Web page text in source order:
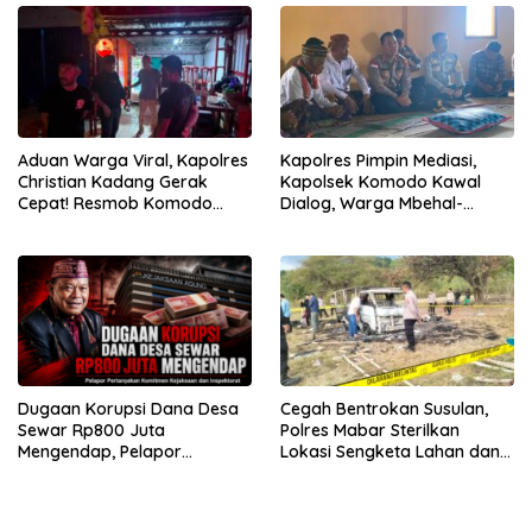
Aduan Warga Viral, Kapolres
Christian Kadang Gerak
Cepat! Resmob Komodo
Kapolres Pimpin Mediasi,
Kapolsek Komodo Kawal
Dialog, Warga Mbehal-
Dugaan Korupsi Dana Desa
Sewar Rp800 Juta
Mengendap, Pelapor
Cegah Bentrokan Susulan,
Polres Mabar Sterilkan
Lokasi Sengketa Lahan dan